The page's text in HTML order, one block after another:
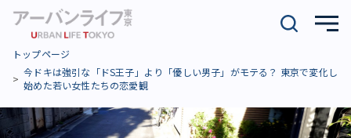
トップページ
今ドキは強引な「ドS王子」より「優しい男子」がモテる？ 東京で変化し
始めた若い女性たちの恋愛観